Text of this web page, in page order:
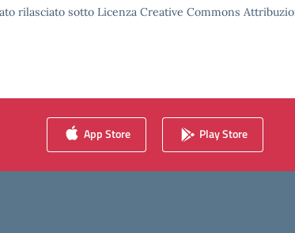
rilasciato sotto Licenza Creative Commons
App Store Play Store